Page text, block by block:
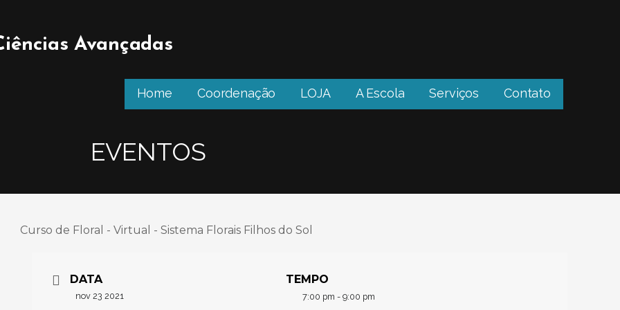
Avançadas
Home Coordenação LOJA A Escola Serviços Contato
EVENTOS
DATA
nov 23 2021
TEMPO
7:00 pm - 9:00 pm